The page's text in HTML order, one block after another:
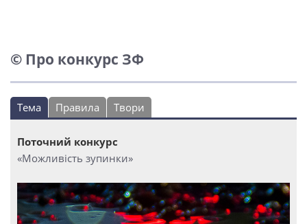
© Про конкурс ЗФ
Тема Правила Твори
Поточний конкурс
«Можливість зупинки»